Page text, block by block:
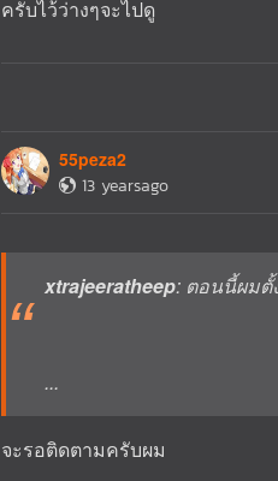
ครับไว้ว่างๆจะไปดู
55peza2
13 yearsago
xtrajeeratheep: ตอนนี้ผมตั้
...
จะรอติดตามครับผม